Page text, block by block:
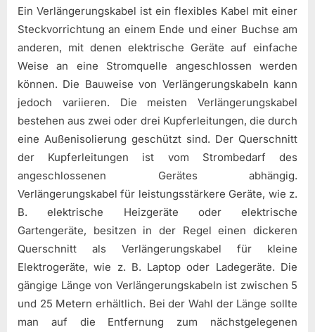
Ein Verlängerungskabel ist ein flexibles Kabel mit einer
Steckvorrichtung an einem Ende und einer Buchse am
anderen, mit denen elektrische Geräte auf einfache
Weise an eine Stromquelle angeschlossen werden
können. Die Bauweise von Verlängerungskabeln kann
jedoch variieren. Die meisten Verlängerungskabel
bestehen aus zwei oder drei Kupferleitungen, die durch
eine Außenisolierung geschützt sind. Der Querschnitt
der Kupferleitungen ist vom Strombedarf des
angeschlossenen Gerätes abhängig.
Verlängerungskabel für leistungsstärkere Geräte, wie z.
B. elektrische Heizgeräte oder elektrische
Gartengeräte, besitzen in der Regel einen dickeren
Querschnitt als Verlängerungskabel für kleine
Elektrogeräte, wie z. B. Laptop oder Ladegeräte. Die
gängige Länge von Verlängerungskabeln ist zwischen 5
und 25 Metern erhältlich. Bei der Wahl der Länge sollte
man auf die Entfernung zum nächstgelegenen